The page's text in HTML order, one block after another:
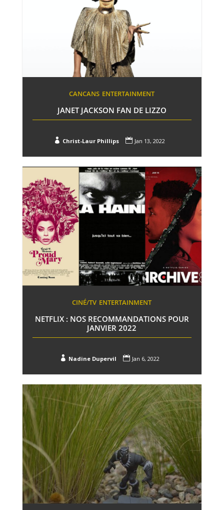
CANCANS ENTERTAINMENT
JANET JACKSON FAN DE LIZZO
 Christ-Laur Phillips  Jan 13, 2022
CINÉ/TV ENTERTAINMENT
NETFLIX : NOS RECOMMANDATIONS POUR
JANVIER 2022
 Nadine Dupervil  Jan 6, 2022